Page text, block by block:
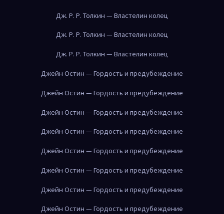
Дж. Р. Р. Толкин — Властелин колец
Дж. Р. Р. Толкин — Властелин колец
Дж. Р. Р. Толкин — Властелин колец
Джейн Остин — Гордость и предубеждение
Джейн Остин — Гордость и предубеждение
Джейн Остин — Гордость и предубеждение
Джейн Остин — Гордость и предубеждение
Джейн Остин — Гордость и предубеждение
Джейн Остин — Гордость и предубеждение
Джейн Остин — Гордость и предубеждение
Джейн Остин — Гордость и предубеждение